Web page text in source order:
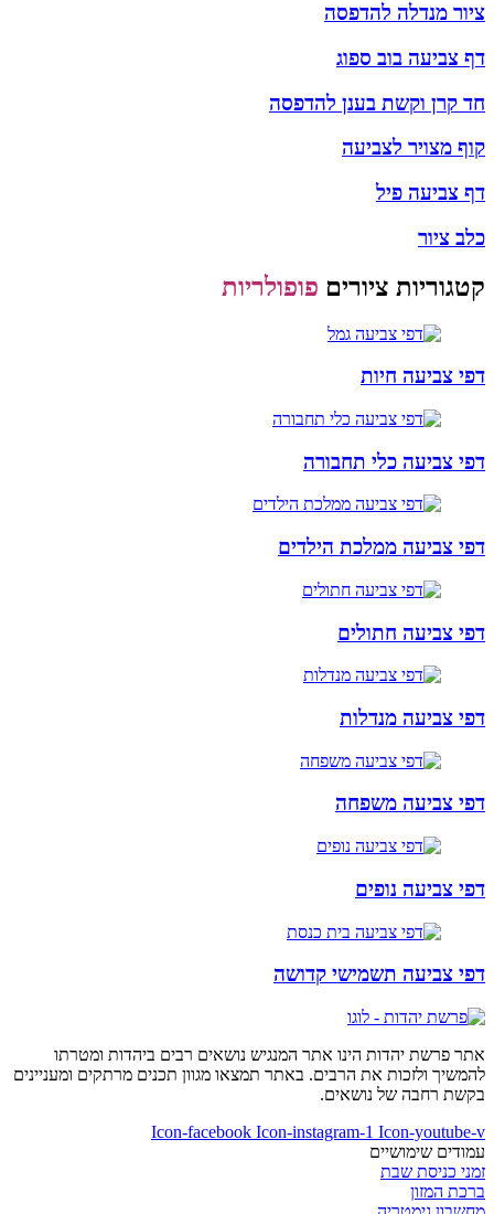
ציור מנדלה להדפסה
דף צביעה בוב ספוג
חד קרן וקשת בענן להדפסה
קוף מצויר לצביעה
דף צביעה פיל
כלב ציור
קטגוריות ציורים פופולריות
דפי צביעה חיות
דפי צביעה כלי תחבורה
דפי צביעה ממלכת הילדים
דפי צביעה חתולים
דפי צביעה מנדלות
דפי צביעה משפחה
דפי צביעה נופים
דפי צביעה תשמישי קדושה
אתר פרשת יהדות הינו אתר המנגיש נושאים רבים ביהדות ומטרתו
להמשיך ולזכות את הרבים. באתר תמצאו מגוון תכנים מרתקים ומעניינים
בקשת רחבה של נושאים.
Icon-facebook Icon-instagram-1 Icon-youtube-v
עמודים שימושיים
זמני כניסת שבת
ברכת המזון